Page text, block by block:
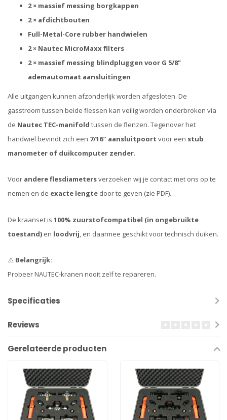
2 × massief messing borgkappen
2 × afdichtbouten
Full-Metal-Core rubber handwielen
2 × Nautec MicroMaxx filters
2 × massief messing blindpluggen voor G 5/8”
ademautomaat aansluitingen
Alle uitgangen kunnen afzonderlijk worden afgesloten. De
gasstroom tussen beide flessen kan veilig worden onderbroken via
de Nautec TEC-manifold tussen de flenzen. Tegenover het
handwiel bevindt zich een 7/16″ aansluitpoort voor een stub
manometer of duikcomputer zender.
Voor andere flesdiametersverzoeken wij je contact met ons op te
nemen en de exacte lengte door te geven (zie PDF).
De kraanset is 100% zuurstofcompatibel (in ongebruikte
toestand) en loodvrij , en daarmee geschikt voor technisch duiken.
⚠️ Belangrijk:
Probeer NAUTEC-kranen nooit zelf te repareren.
Specificaties
Reviews
Gerelateerde producten